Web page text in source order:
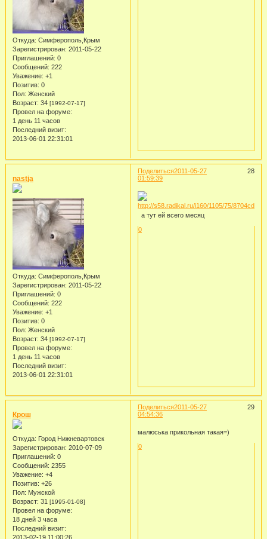
Откуда: Симферополь,Крым
Зарегистрирован: 2011-05-22
Приглашений: 0
Сообщений: 222
Уважение: +1
Позитив: 0
Пол: Женский
Возраст: 34 [1992-07-17]
Провел на форуме:
1 день 11 часов
Последний визит:
2013-06-01 22:31:01
Поделиться 28
2011-05-27
01:59:39
nastja
Откуда: Симферополь,Крым
Зарегистрирован: 2011-05-22
Приглашений: 0
Сообщений: 222
Уважение: +1
Позитив: 0
Пол: Женский
Возраст: 34 [1992-07-17]
Провел на форуме:
1 день 11 часов
Последний визит:
2013-06-01 22:31:01
а тут ей всего месяц
0
Поделиться 29
2011-05-27
04:54:36
Крош
Откуда: Город Нижневартовск
Зарегистрирован: 2010-07-09
Приглашений: 0
Сообщений: 2355
Уважение: +4
Позитив: +26
Пол: Мужской
Возраст: 31 [1995-01-08]
Провел на форуме:
18 дней 3 часа
Последний визит:
2013-02-19 11:00:26
малюська прикольная такая=)
0